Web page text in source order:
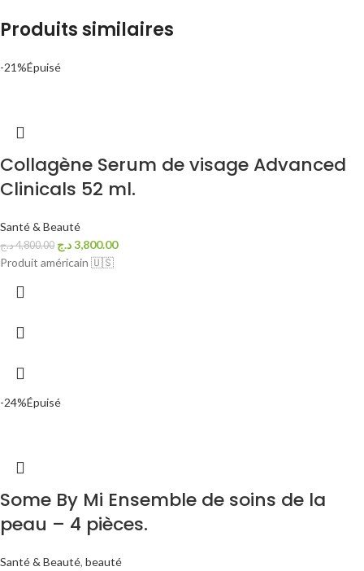
Produits similaires
-21%Épuisé
Collagène Serum de visage Advanced
Clinicals 52 ml.
Santé & Beauté
4,800.00د.ج 3,800.00د.ج
Produit américain 🇺🇸
-24%Épuisé
Some By Mi Ensemble de soins de la
peau – 4 pièces.
Santé & Beauté, beauté